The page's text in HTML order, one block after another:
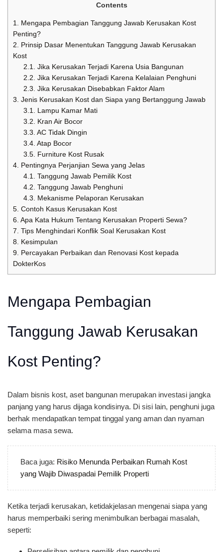
Contents
1.
Mengapa Pembagian Tanggung Jawab Kerusakan Kost
Penting?
2.
Prinsip Dasar Menentukan Tanggung Jawab Kerusakan
Kost
2.1.
Jika Kerusakan Terjadi Karena Usia Bangunan
2.2. Jika Kerusakan Terjadi Karena Kelalaian Penghuni
2.3. Jika Kerusakan Disebabkan Faktor Alam
3. Jenis Kerusakan Kost dan Siapa yang Bertanggung Jawab
3.1.
Lampu Kamar Mati
3.2.
Kran Air Bocor
3.3. AC Tidak Dingin
3.4. Atap Bocor
3.5. Furniture Kost Rusak
4. Pentingnya Perjanjian Sewa yang Jelas
4.1.
Tanggung Jawab Pemilik Kost
4.2. Tanggung Jawab Penghuni
4.3.
Mekanisme Pelaporan Kerusakan
5. Contoh Kasus Kerusakan Kost
6. Apa Kata Hukum Tentang Kerusakan Properti Sewa?
7. Tips Menghindari Konflik Soal Kerusakan Kost
8. Kesimpulan
9. Percayakan Perbaikan dan Renovasi Kost kepada
DokterKos
Mengapa Pembagian
Tanggung Jawab Kerusakan
Kost Penting?
Dalam bisnis kost, aset bangunan merupakan investasi jangka
panjang yang harus dijaga kondisinya. Di sisi lain, penghuni juga
berhak mendapatkan tempat tinggal yang aman dan nyaman
selama masa sewa.
Baca juga: Risiko Menunda Perbaikan Rumah Kost
yang Wajib Diwaspadai Pemilik Properti
Ketika terjadi kerusakan, ketidakjelasan mengenai siapa yang
harus memperbaiki sering menimbulkan berbagai masalah,
seperti: